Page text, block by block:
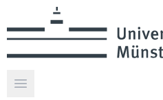
Hauptmenü öffnen